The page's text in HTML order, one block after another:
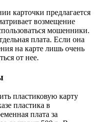
карточки предлагается
возмещение
мошенники.
плата. Если она
на карте лишь очень
от нее.
пластиковую карту
пластика в
плата за